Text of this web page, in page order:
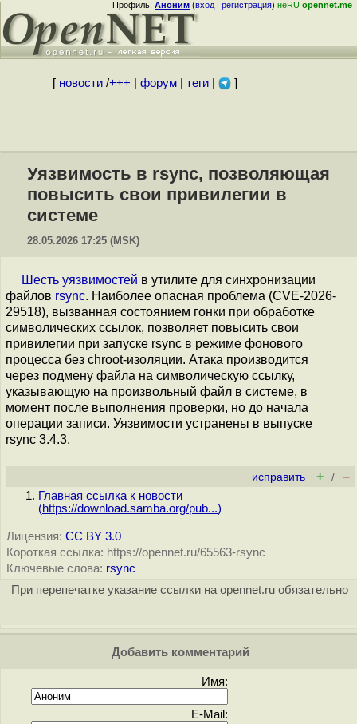
Профиль:Аноним(вход|регистрация)неRUopennet.me
[ новости/+++ форум| теги| ]
Уязвимость в rsync, позволяющая
повысить свои привилегии в
системе
28.05.2026 17:25 (MSK)
Шесть уязвимостей в утилите для синхронизации
файлов rsync. Наиболее опасная проблема (CVE-2026-
29518), вызванная состоянием гонки при обработке
символических ссылок, позволяет повысить свои
привилегии при запуске rsync в режиме фонового
процесса без chroot-изоляции. Атака производится
через подмену файла на символическую ссылку,
указывающую на произвольный файл в системе, в
момент после выполнения проверки, но до начала
операции записи. Уязвимости устранены в выпуске
rsync 3.4.3.
исправить + / –
Главная ссылка к новости
(https://download.samba.org/pub...)
Лицензия: CC BY 3.0
Короткая ссылка: https://opennet.ru/65563-rsync
Ключевые слова: rsync
При перепечатке указание ссылки на opennet.ru обязательно
Добавить комментарий
Имя:
E-Mail: